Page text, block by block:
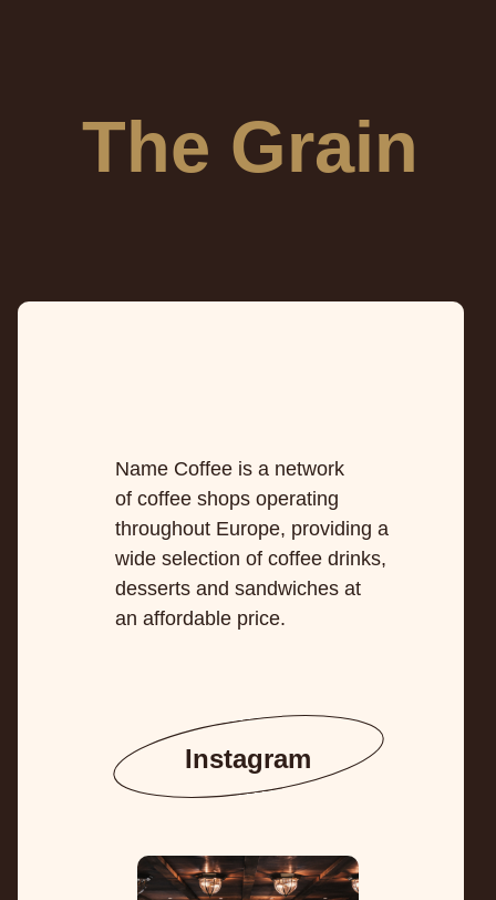
The Grain
Instagram
Name Coffee is a network
of coffee shops operating
throughout Europe, providing a
wide selection of coffee drinks,
desserts and sandwiches at
an affordable price.